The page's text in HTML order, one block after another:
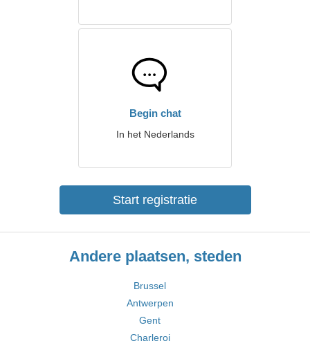
Begin chat
In het Nederlands
Start registratie
Andere plaatsen, steden
Brussel
Antwerpen
Gent
Charleroi